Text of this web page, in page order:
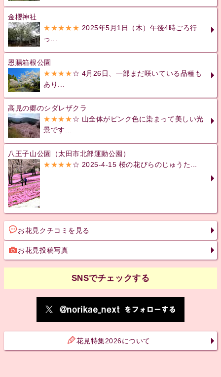
金櫻神社
★★★★★ 2025年5月1日（木）午後4時ごろ行
っ...
恩賜箱根公園
★★★★☆ 4月26日、一部まだ咲いている品種も
あり...
高見の郷のシダレザクラ
★★★★☆ 山全体がピンク色に染まって美しい光
景です...
八王子山公園（太田市北部運動公園）
★★★★☆ 2025-4-15 桜の花びらのじゅうた...
お花見クチコミを見る
お花見投稿写真
SNSでチェックする
花見特集2026について